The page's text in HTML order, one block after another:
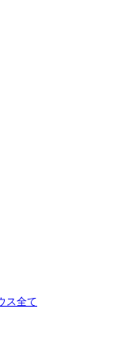
ス全て